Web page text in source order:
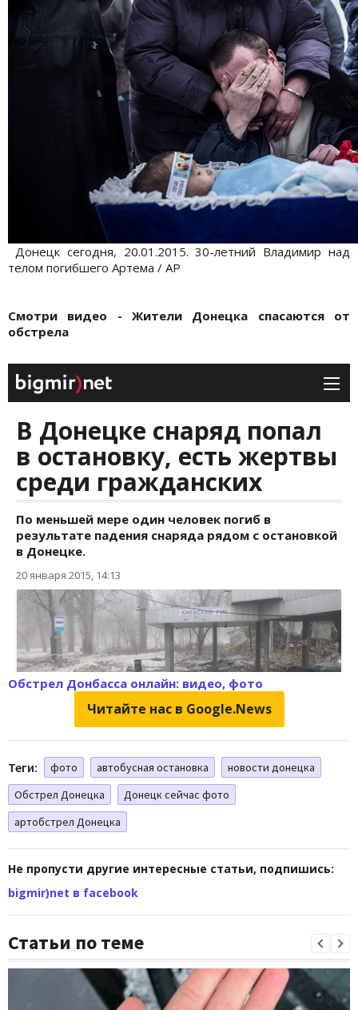
Донецк сегодня, 20.01.2015. 30-летний Владимир над
телом погибшего Артема / АР
Смотри видео - Жители Донецка спасаются от
обстрела
Обстрел Донбасса онлайн: видео, фото
Читайте нас в Google.News
Теги: фото автобусная остановка
новости донецка
Обстрел Донецка
Донецк сейчас фото
артобстрел Донецка
Не пропусти другие интересные статьи, подпишись:
bigmir)net в facebook
Статьи по теме